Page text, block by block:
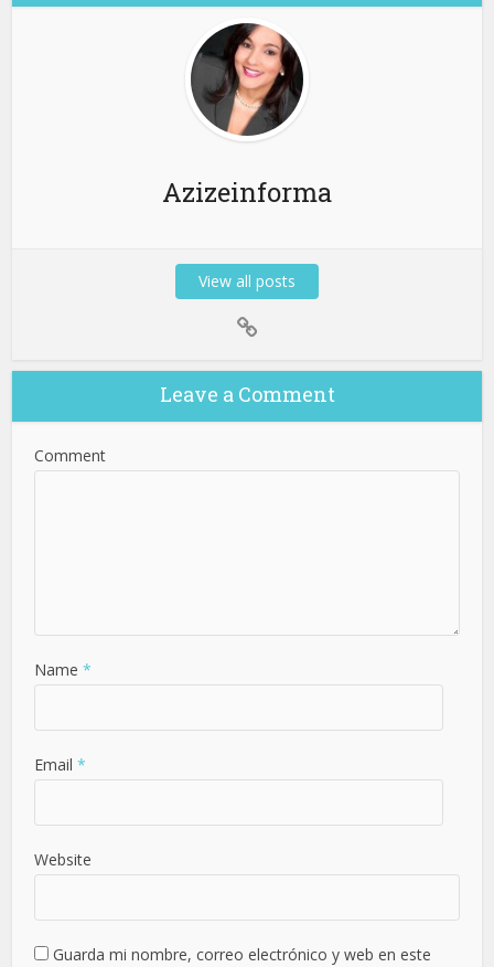
Azizeinforma
View all posts
Leave a Comment
Comment
Name *
Email *
Website
Guarda mi nombre, correo electrónico y web en este